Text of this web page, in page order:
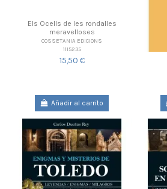
Els Ocells de les rondalles
meravelloses
COSSETANIA EDICIONS
1115235
15,50 €
Añadir al carrito